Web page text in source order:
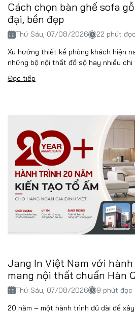
Cách chọn bàn ghế sofa
đại, bền đẹp
Thứ Sáu, 07/08/2026
22 phút đọc
Xu hướng thiết kế phòng khách hiện
những bộ nội thất đồ sộ hay nhiều
Đọc tiếp
Jang In Việt Nam với
mang nội thất chuẩn Hàn
Việt
Thứ Sáu, 07/08/2026
9 phút đọc
20 năm – một hành trình đủ dài để